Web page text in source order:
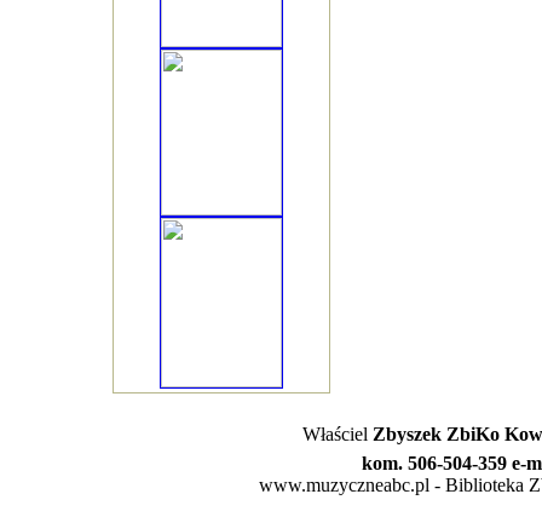
Właściel Zbyszek ZbiKo
kom. 506-504-359 e-
www.muzyczneabc.pl - Biblioteka